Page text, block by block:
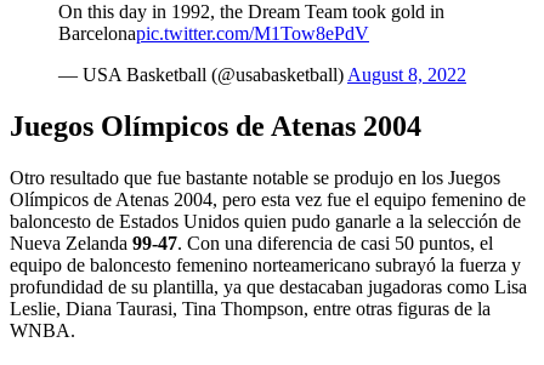
On this day in 1992, the Dream Team took gold in
Barcelonapic.twitter.com/M1Tow8ePdV
— USA Basketball (@usabasketball)August 8, 2022
Juegos Olímpicos de Atenas 2004
Otro resultado que fue bastante notable se produjo en los Juegos
Olímpicos de Atenas 2004, pero esta vez fue el equipo femenino de
baloncesto de Estados Unidos quien pudo ganarle a la selección de
Nueva Zelanda 99-47. Con una diferencia de casi 50 puntos, el
equipo de baloncesto femenino norteamericano subrayó la fuerza y
profundidad de su plantilla, ya que destacaban jugadoras como Lisa
Leslie, Diana Taurasi, Tina Thompson, entre otras figuras de la
WNBA.